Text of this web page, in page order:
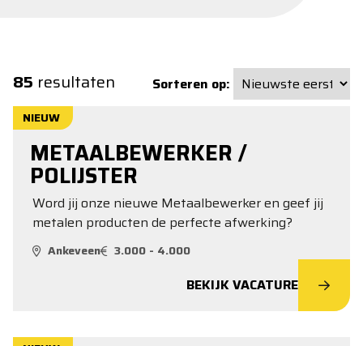
85 resultaten Sorteren op:
NIEUW
METAALBEWERKER /
POLIJSTER
Word jij onze nieuwe Metaalbewerker en geef jij
metalen producten de perfecte afwerking?
Ankeveen 3.000 - 4.000
BEKIJK VACATURE